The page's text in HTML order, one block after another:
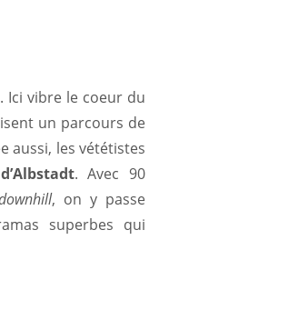
Ici vibre le coeur du
un parcours de
aussi, les vététistes
. Avec 90
, on y passe
superbes qui